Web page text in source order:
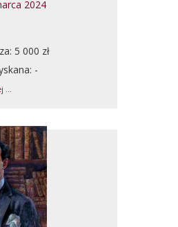
2024
5 000 zł
-
...